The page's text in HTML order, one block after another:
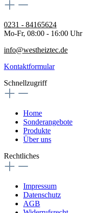
0231 - 84165624
Mo-Fr, 08:00 - 16:00 Uhr
info@westheiztec.de
Kontaktformular
Schnellzugriff
Home
Sonderangebote
Produkte
Über uns
Rechtliches
Impressum
Datenschutz
AGB